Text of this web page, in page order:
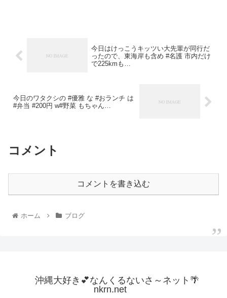
今日はけっこうキッツい大先輩が同行だ
ったので、東海岸も含め #名護 市内だけ
で225kmも…
今日のワタクシの #優雅 な #おランチ は
#弁当 #200円 w#野菜 もちゃん…
コメント
コメントを書き込む
ホーム ブログ
沖縄大好き💕なんくるないさ～ネット🌴
nkrn.net